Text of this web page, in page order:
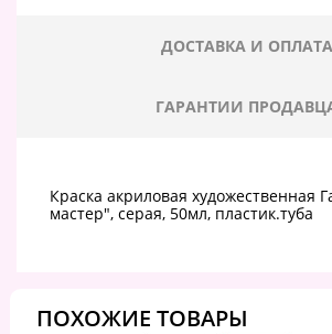
ДОСТАВКА И ОПЛАТА
ГАРАНТИИ
Краска акриловая художественная
мастер", серая, 50мл, пластик.туба
ПОХОЖИЕ ТОВАРЫ